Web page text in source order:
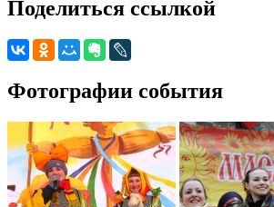
Поделиться ссылкой
Фотографии события